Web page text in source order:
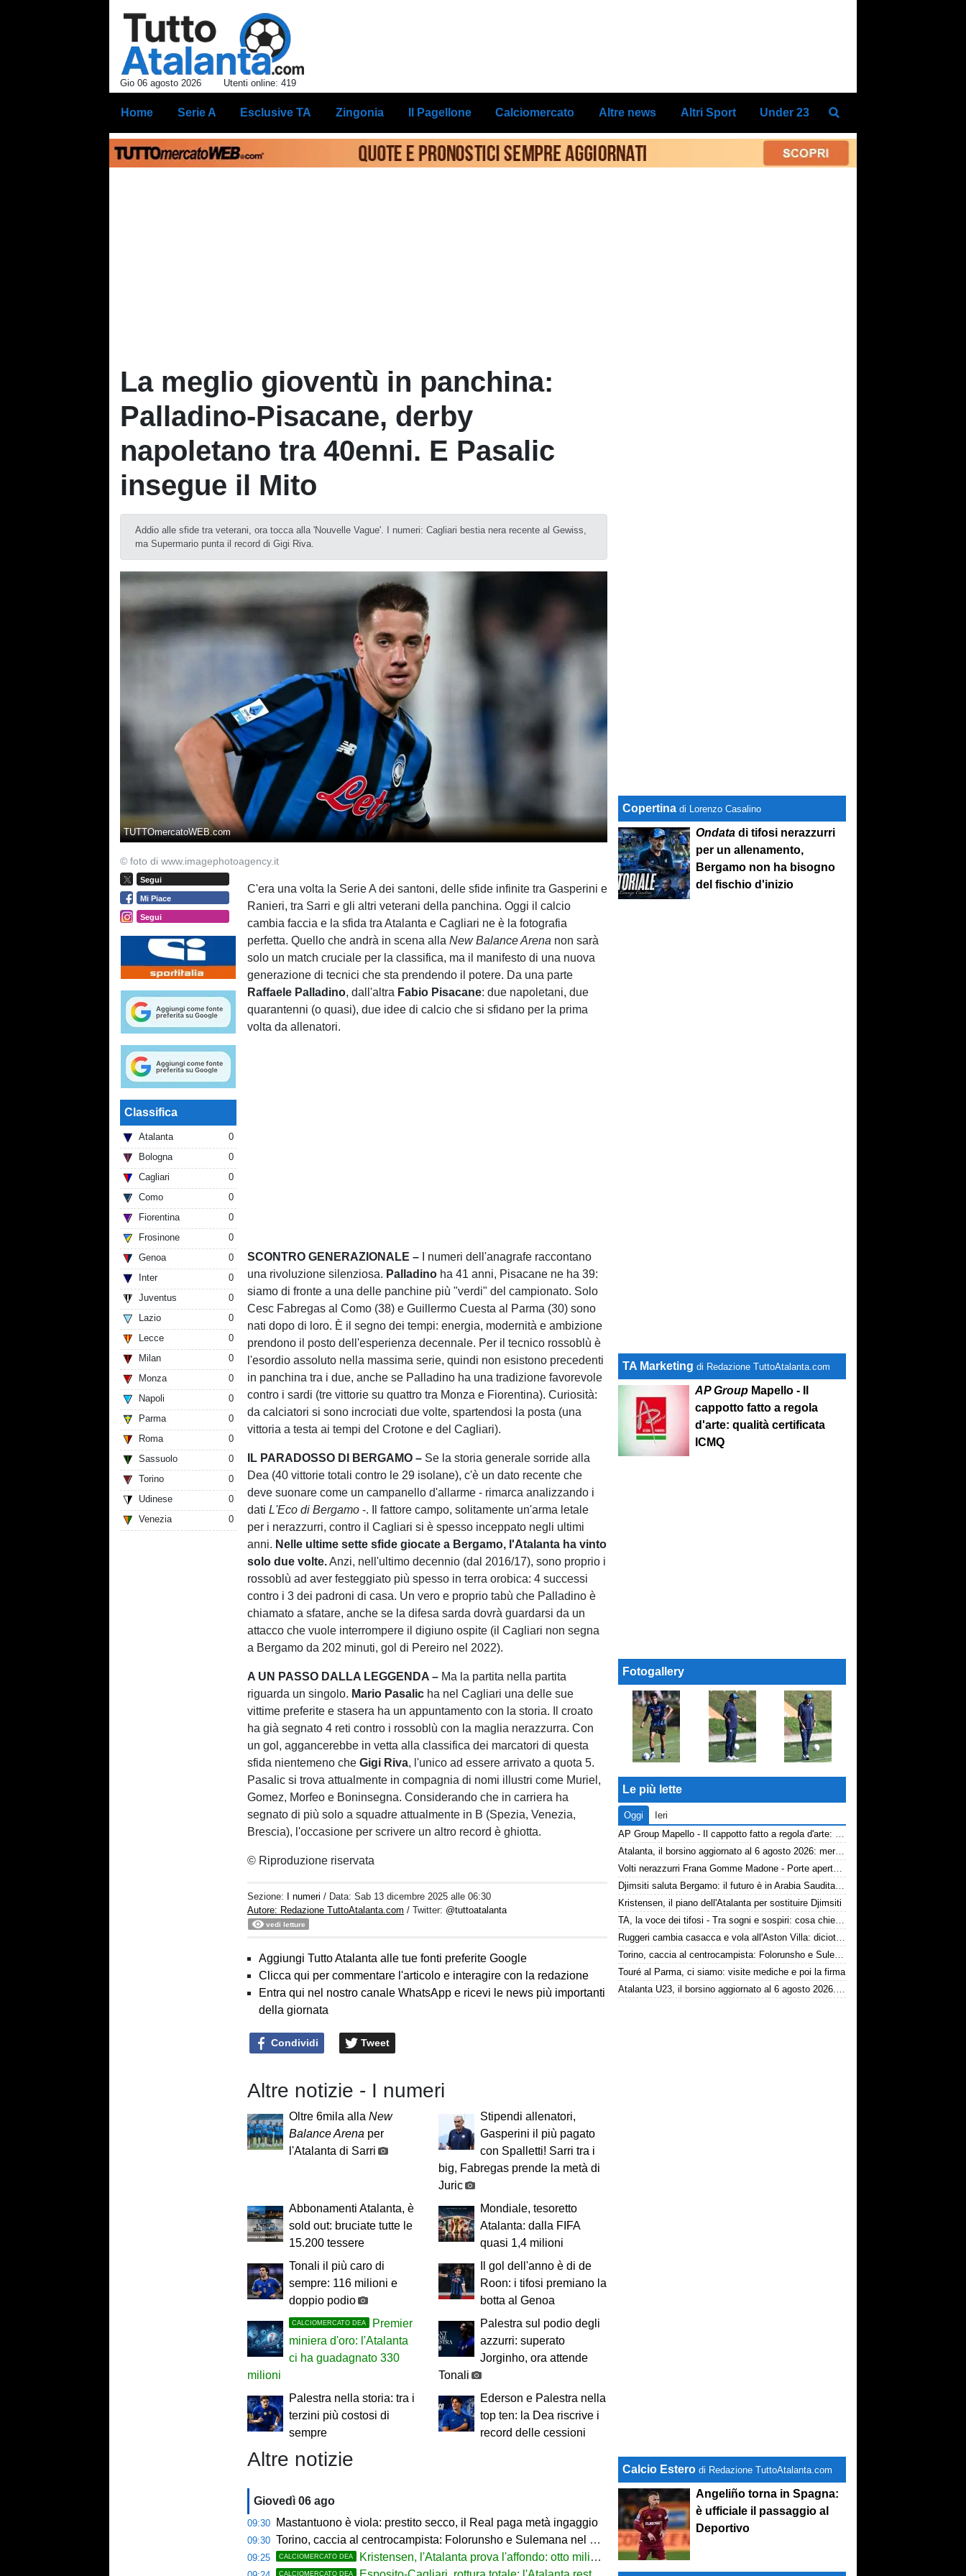
Gio 06 agosto 2026 Utenti online: 419
Home Serie A Esclusive TA Zingonia Il Pagellone Calciomercato Altre news Altri Sport Under 23
La meglio gioventù in panchina:
Palladino-Pisacane, derby
napoletano tra 40enni. E Pasalic
insegue il Mito
Addio alle sfide tra veterani, ora tocca alla 'Nouvelle Vague'. I numeri: Cagliari bestia nera recente al Gewiss,
ma Supermario punta il record di Gigi Riva.
TUTTOmercatoWEB.com
© foto di www.imagephotoagency.it
Segui
Mi Piace
Segui
Classifica
Atalanta
0
Bologna
0
Cagliari
0
Como
0
Fiorentina
0
Frosinone
0
Genoa
0
Inter
0
Juventus
0
Lazio
0
Lecce
0
Milan
0
Monza
0
Napoli
0
Parma
0
Roma
0
Sassuolo
0
Torino
0
Udinese
0
Venezia
0
C'era una volta la Serie A dei santoni, delle sfide infinite tra Gasperini e
Ranieri, tra Sarri e gli altri veterani della panchina. Oggi il calcio
cambia faccia e la sfida tra Atalanta e Cagliari ne è la fotografia
perfetta. Quello che andrà in scena allaNew Balance Arena non sarà
solo un match cruciale per la classifica, ma il manifesto di una nuova
generazione di tecnici che sta prendendo il potere. Da una parte
Raffaele Palladino, dall'altra Fabio Pisacane: due napoletani, due
quarantenni (o quasi), due idee di calcio che si sfidano per la prima
volta da allenatori.
SCONTRO GENERAZIONALE – I numeri dell'anagrafe raccontano
una rivoluzione silenziosa. Palladino ha 41 anni, Pisacane ne ha 39:
siamo di fronte a una delle panchine più "verdi" del campionato. Solo
Cesc Fabregas al Como (38) e Guillermo Cuesta al Parma (30) sono
nati dopo di loro. È il segno dei tempi: energia, modernità e ambizione
prendono il posto dell'esperienza decennale. Per il tecnico rossoblù è
l'esordio assoluto nella massima serie, quindi non esistono precedenti
in panchina tra i due, anche se Palladino ha una tradizione favorevole
contro i sardi (tre vittorie su quattro tra Monza e Fiorentina). Curiosità:
da calciatori si sono incrociati due volte, spartendosi la posta (una
vittoria a testa ai tempi del Crotone e del Cagliari).
IL PARADOSSO DI BERGAMO – Se la storia generale sorride alla
Dea (40 vittorie totali contro le 29 isolane), c'è un dato recente che
deve suonare come un campanello d'allarme - rimarca analizzando i
datiL'Eco di Bergamo -. Il fattore campo, solitamente un'arma letale
per i nerazzurri, contro il Cagliari si è spesso inceppato negli ultimi
anni. Nelle ultime sette sfide giocate a Bergamo, l'Atalanta ha vinto
solo due volte.Anzi, nell'ultimo decennio (dal 2016/17), sono proprio i
rossoblù ad aver festeggiato più spesso in terra orobica: 4 successi
contro i 3 dei padroni di casa. Un vero e proprio tabù che Palladino è
chiamato a sfatare, anche se la difesa sarda dovrà guardarsi da un
attacco che vuole interrompere il digiuno ospite (il Cagliari non segna
a Bergamo da 202 minuti, gol di Pereiro nel 2022).
A UN PASSO DALLA LEGGENDA – Ma la partita nella partita
riguarda un singolo. Mario Pasalic ha nel Cagliari una delle sue
vittime preferite e stasera ha un appuntamento con la storia. Il croato
ha già segnato 4 reti contro i rossoblù con la maglia nerazzurra. Con
un gol, aggancerebbe in vetta alla classifica dei marcatori di questa
sfida nientemeno cheGigi Riva, l'unico ad essere arrivato a quota 5.
Pasalic si trova attualmente in compagnia di nomi illustri come Muriel,
Gomez, Morfeo e Boninsegna. Considerando che in carriera ha
segnato di più solo a squadre attualmente in B (Spezia, Venezia,
Brescia), l'occasione per scrivere un altro record è ghiotta.
© Riproduzione riservata
Sezione: I numeri/ Data:Sab 13 dicembre 2025 alle 06:30
Autore: Redazione TuttoAtalanta.com / Twitter: @tuttoatalanta
vedi letture
Aggiungi Tutto Atalanta alle tue fonti preferite Google
Clicca qui per commentare l'articolo e interagire con la redazione
Entra qui nel nostro canale WhatsApp e ricevi le news più importanti
della giornata
Condividi Tweet
Altre notizie - I numeri
Oltre 6mila allaNew
Balance Arena per
l'Atalanta di Sarri
Stipendi allenatori,
Gasperini il più pagato
con Spalletti! Sarri tra i
big, Fabregas prende la metà di
Juric
Abbonamenti Atalanta, è
sold out: bruciate tutte le
15.200 tessere
Mondiale, tesoretto
Atalanta: dalla FIFA
quasi 1,4 milioni
Tonali il più caro di
sempre: 116 milioni e
doppio podio
Il gol dell'anno è di de
Roon: i tifosi premiano la
botta al Genoa
CALCIOMERCATO DEA
Premier
miniera d'oro: l'Atalanta
ci ha guadagnato 330
milioni
Palestra sul podio degli
azzurri: superato
Jorginho, ora attende
Tonali
Palestra nella storia: tra i
terzini più costosi di
sempre
Ederson e Palestra nella
top ten: la Dea riscrive i
record delle cessioni
Altre notizie
Giovedì 06 ago
09:30 Mastantuono è viola: prestito secco, il Real paga metà ingaggio
09:30 Torino, caccia al centrocampista: Folorunsho e Sulemana nel mirino
09:25 CALCIOMERCATO DEA Kristensen, l'Atalanta prova l'affondo: otto milioni di distanza
CALCIOMERCATO DEA
Copertina di Lorenzo Casalino
Ondata di tifosi nerazzurri
per un allenamento,
Bergamo non ha bisogno
del fischio d'inizio
TA Marketing di Redazione TuttoAtalanta.com
AP Group Mapello - Il
cappotto fatto a regola
d'arte: qualità certificata
ICMQ
Fotogallery
Le più lette
Oggi
Ieri
AP Group Mapello - Il cappotto fatto a regola d'arte: qualità certificata ICMQ
Atalanta, il borsino aggiornato al 6 agosto 2026: mercato in entrata ancora in stand-by. Si lavora sulle cessioni
Volti nerazzurri Frana Gomme Madone - Porte aperte alla New Balance Arena: i volti dei tifosi della Dea
Djimsiti saluta Bergamo: il futuro è in Arabia Saudita! Tre milioni e firma biennale
Kristensen, il piano dell'Atalanta per sostituire Djimsiti
TA, la voce dei tifosi - Tra sogni e sospiri: cosa chiedono davvero i tifosi dell'Atalanta
Ruggeri cambia casacca e vola all'Aston Villa: diciotto milioni più bonus
Torino, caccia al centrocampista: Folorunsho e Sulemana nel mirino
Touré al Parma, ci siamo: visite mediche e poi la firma
Atalanta U23, il borsino aggiornato al 6 agosto 2026. Cantiere aperto per Beati
Calcio Estero di Redazione TuttoAtalanta.com
Angeliño torna in Spagna:
è ufficiale il passaggio al
Deportivo